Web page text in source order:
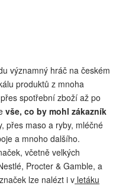
významný hráč na českém
produktů z mnoha
spotřební zboží až po
vše, co by mohl zákazník
přes maso a ryby, mléčné
a mnoho dalšího.
včetně velkých
Procter & Gamble, a
lze nalézt i v letáku